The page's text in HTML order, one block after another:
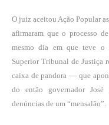
O juiz aceitou Ação Popular
afirmaram que o processo
mesmo dia em que teve o
Superior Tribunal de Justiça
caixa de pandora — que
do então governador
denúncias de um “mensalão”.